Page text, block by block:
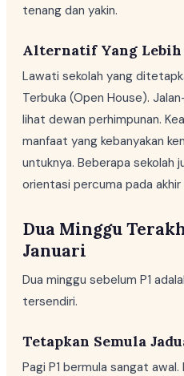
tenang dan yakin.
Alternatif Yang
Lawati sekolah yang
Terbuka (Open House).
lihat dewan perhimpunan.
manfaat yang kebanyakan
untuknya. Beberapa sekolah
orientasi percuma pada
Dua Minggu
Januari
Dua minggu sebelum P1
tersendiri.
Tetapkan Semula
Pagi P1 bermula sangat